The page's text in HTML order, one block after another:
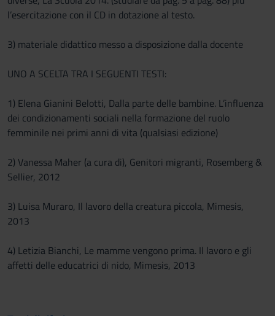
l’esercitazione con il CD in dotazione al testo.
3) materiale didattico messo a disposizione dalla docente
UNO A SCELTA TRA I SEGUENTI TESTI:
1) Elena Gianini Belotti, Dalla parte delle bambine. L’influenza
dei condizionamenti sociali nella formazione del ruolo
femminile nei primi anni di vita (qualsiasi edizione)
2) Vanessa Maher (a cura di), Genitori migranti, Rosemberg &
Sellier, 2012
3) Luisa Muraro, Il lavoro della creatura piccola, Mimesis,
2013
4) Letizia Bianchi, Le mamme vengono prima. Il lavoro e gli
affetti delle educatrici di nido, Mimesis, 2013